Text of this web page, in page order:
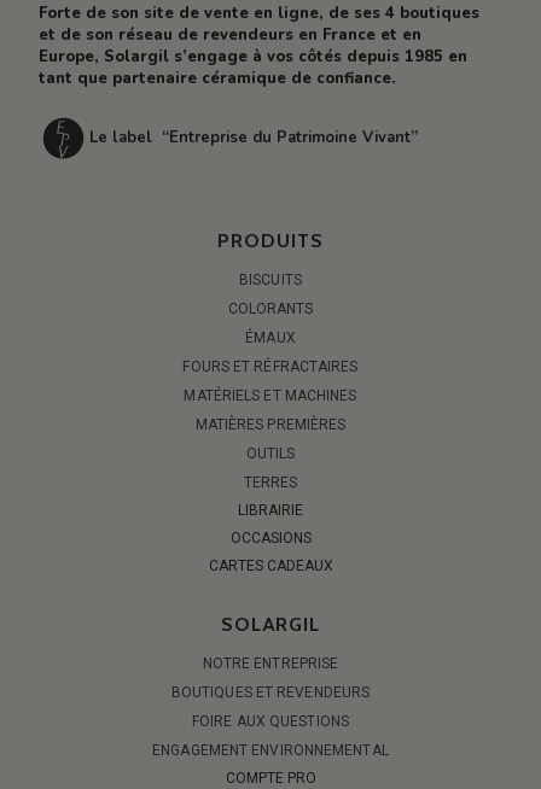
Forte de son site de vente en ligne, de ses 4 boutiques
et de son réseau de revendeurs en France et en
Europe, Solargil s’engage à vos côtés depuis 1985 en
tant que partenaire céramique de confiance.
Le label “Entreprise du Patrimoine Vivant”
PRODUITS
BISCUITS
COLORANTS
ÉMAUX
FOURS ET RÉFRACTAIRES
MATÉRIELS ET MACHINES
MATIÈRES PREMIÈRES
OUTILS
TERRES
LIBRAIRIE
OCCASIONS
CARTES CADEAUX
SOLARGIL
NOTRE ENTREPRISE
BOUTIQUES ET REVENDEURS
FOIRE AUX QUESTIONS
ENGAGEMENT ENVIRONNEMENTAL
COMPTE PRO